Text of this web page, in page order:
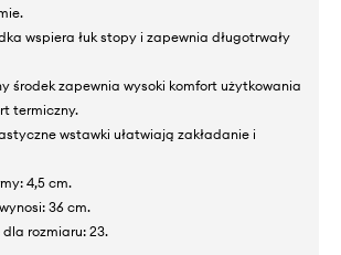
wspiera łuk stopy i zapewnia długotrwały
środek zapewnia wysoki komfort użytkowania
termiczny.
wstawki ułatwiają zakładanie i
4,5 cm.
36 cm.
rozmiaru: 23.